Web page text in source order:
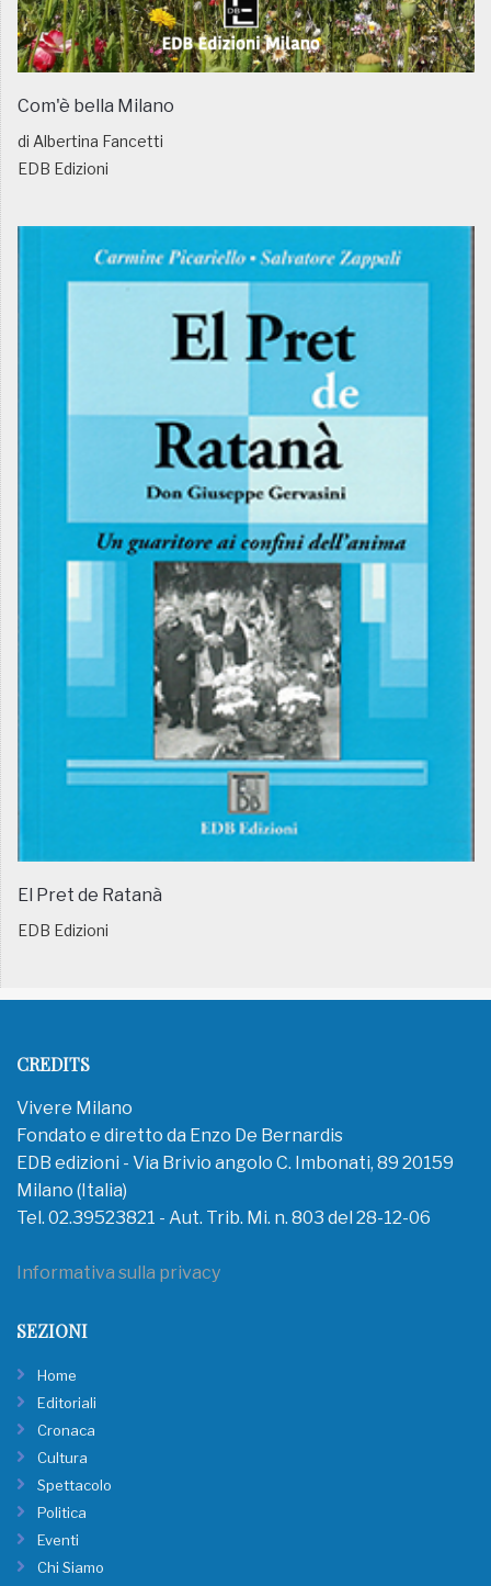
Com'è bella Milano
di Albertina Fancetti
EDB Edizioni
El Pret de Ratanà
EDB Edizioni
CREDITS
Vivere Milano
Fondato e diretto da Enzo De Bernardis
EDB edizioni - Via Brivio angolo C. Imbonati, 89 20159
Milano (Italia)
Tel. 02.39523821 - Aut. Trib. Mi. n. 803 del 28-12-06
Informativa sulla privacy
SEZIONI
Home
Editoriali
Cronaca
Cultura
Spettacolo
Politica
Eventi
Chi Siamo